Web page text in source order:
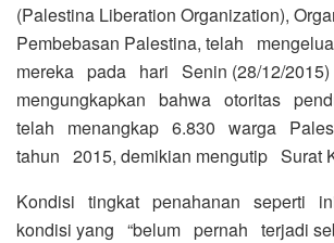
(Palestina Liberation Organization),
Pembebasan Palestina, telah
mereka pada hari Senin (28/12/
mengungkapkan bahwa otoritas
telah menangkap 6.830 warga
tahun 2015, demikian mengutip Surat
Kondisi tingkat penahanan seperti
kondisi yang “belum pernah terjadi